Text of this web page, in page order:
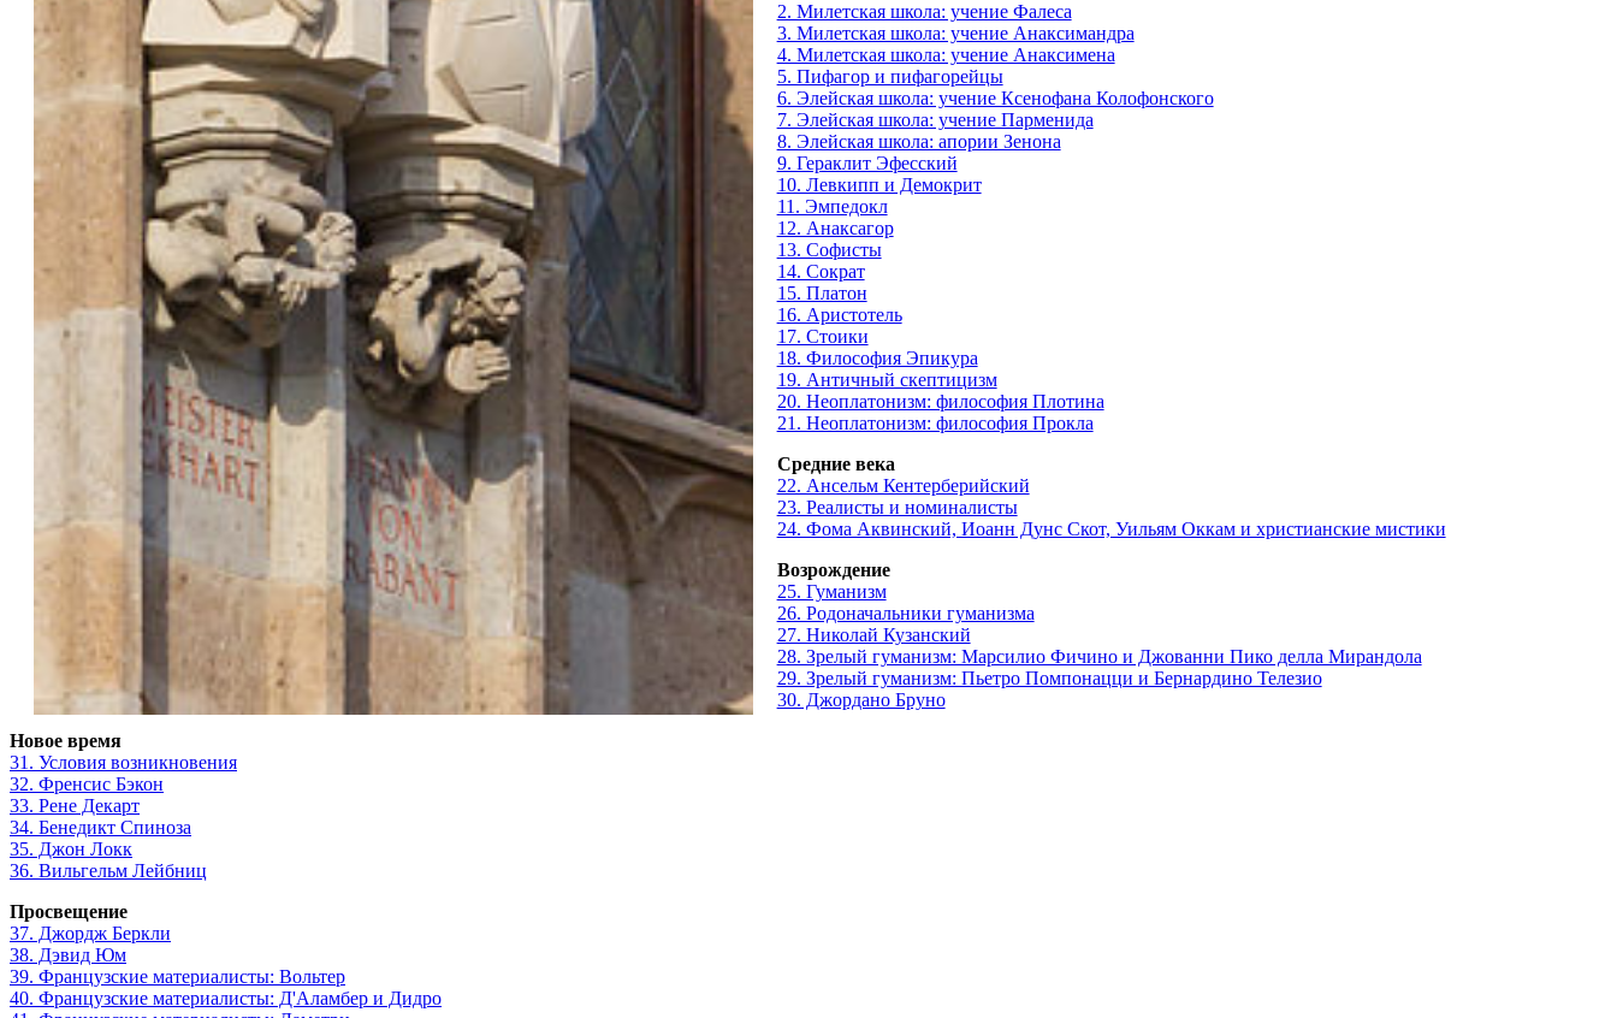
2. Милетская школа: учение Фалеса
3. Милетская школа: учение Анаксимандра
4. Милетская школа: учение Анаксимена
5. Пифагор и пифагорейцы
6. Элейская школа: учение Ксенофана Колофонского
7. Элейская школа: учение Парменида
8. Элейская школа: апории Зенона
9. Гераклит Эфесский
10. Левкипп и Демокрит
11. Эмпедокл
12. Анаксагор
13. Софисты
14. Сократ
15. Платон
16. Аристотель
17. Стоики
18. Философия Эпикура
19. Античный скептицизм
20. Неоплатонизм: философия Плотина
21. Неоплатонизм: философия Прокла
Средние века
22. Ансельм Кентерберийский
23. Реалисты и номиналисты
24. Фома Аквинский, Иоанн Дунс Скот, Уильям Оккам и христианские мистики
Возрождение
25. Гуманизм
26. Родоначальники гуманизма
27. Николай Кузанский
28. Зрелый гуманизм: Марсилио Фичино и Джованни Пико делла Мирандола
29. Зрелый гуманизм: Пьетро Помпонацци и Бернардино Телезио
30. Джордано Бруно
Новое время
31. Условия возникновения
32. Френсис Бэкон
33. Рене Декарт
34. Бенедикт Спиноза
35. Джон Локк
36. Вильгельм Лейбниц
Просвещение
37. Джордж Беркли
38. Дэвид Юм
39. Французские материалисты: Вольтер
40. Французские материалисты: Д'Аламбер и Дидро